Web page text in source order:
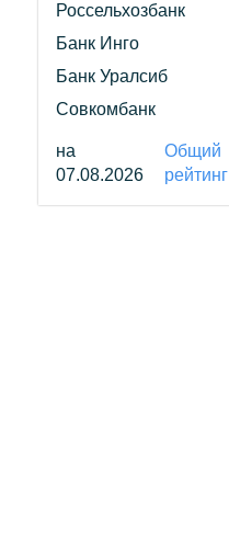
Россельхозбанк
Банк Инго
Банк Уралсиб
Совкомбанк
на
07.08.2026
Общий
рейтинг